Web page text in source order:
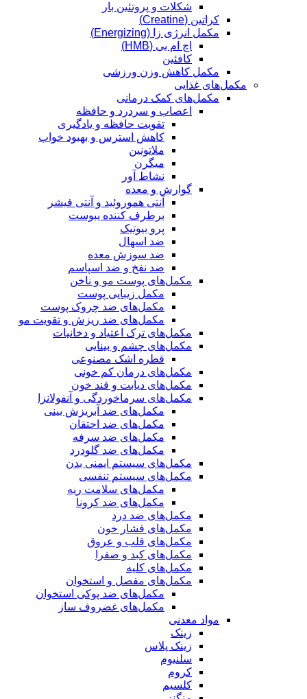
شکلات و پروتئین بار
کراتین (Creatine)
مکمل انرژی زا (Energizing)
اچ ام بی (HMB)
کافئین
مکمل کاهش وزن ورزشی
مکمل‌های غذایی
مکمل‌های کمک درمانی
اعصاب و سردرد و حافظه
تقویت حافظه و یادگیری
کاهش استرس و بهبود خواب
ملاتونین
میگرن
نشاط آور
گوارش و معده
آنتی هموروئید و آنتی فیشر
برطرف کننده یبوست
پرو بیوتیک
ضد اسهال
ضد سوزش معده
ضد نفخ و ضد اسپاسم
مکمل‌های پوست مو و ناخن
مکمل زیبایی پوست
مکمل‌های ضد چروک پوست
مکمل‌های ضد ریزش و تقویت مو
مکمل‌های ترک اعتیاد و دخانیات
مکمل‌های چشم و بینایی
قطره اشک مصنوعی
مکمل‌های درمان کم خونی
مکمل‌های دیابت و قند خون
مکمل‌های سرماخوردگی و آنفولانزا
مکمل‌های ضد آبریزش بینی
مکمل‌های ضد احتقان
مکمل‌های ضد سرفه
مکمل‌های ضد گلودرد
مکمل‌های سیستم ایمنی بدن
مکمل‌های سیستم تنفسی
مکمل‌های سلامت ریه
مکمل‌های ضد کرونا
مکمل‌های ضد درد
مکمل‌های فشار خون
مکمل‌های قلب و عروق
مکمل‌های کبد و صفرا
مکمل‌های کلیه
مکمل‌های مفصل و استخوان
مکمل‌های ضد پوکی استخوان
مکمل‌های غضروف ساز
مواد معدنی
زینک
زینک پلاس
سلنیوم
کروم
کلسیم